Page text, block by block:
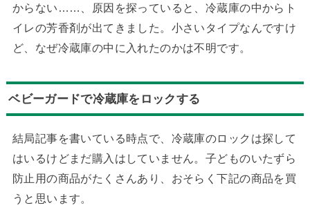
からない……、原因を探っていると、冷蔵庫の中からト
イレの芳香剤が出てきました。小さいタイプなんですけ
ど、なぜ冷蔵庫の中に入れたのかは不明です。
ベビーガードで冷蔵庫をロックする
結局記事を書いている時点で、冷蔵庫のロックは探して
はいるけどまだ購入はしていません。子どものいたずら
防止用の商品がたくさんあり、おそらく下記の商品を買
うと思います。